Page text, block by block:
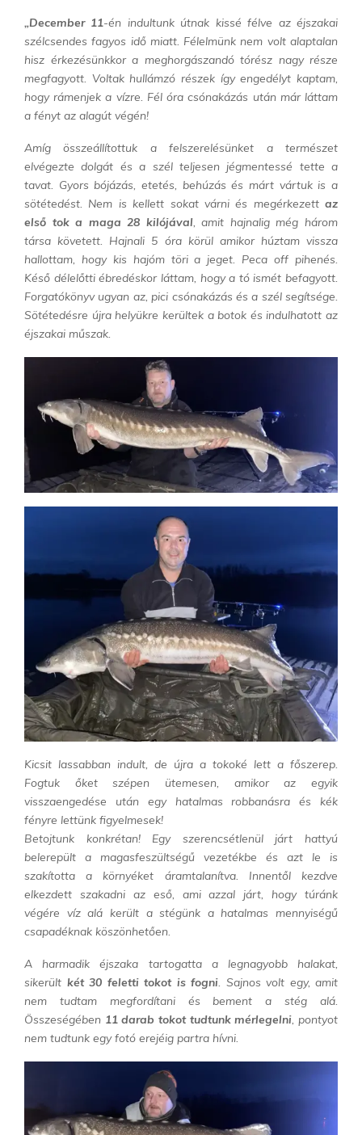
„December 11-én indultunk útnak kissé félve az éjszakai
szélcsendes fagyos idő miatt. Félelmünk nem volt alaptalan
hisz érkezésünkkor a meghorgászandó tórész nagy része
megfagyott. Voltak hullámzó részek így engedélyt kaptam,
hogy rámenjek a vízre. Fél óra csónakázás után már láttam
a fényt az alagút végén!
Amíg összeállítottuk a felszerelésünket a természet
elvégezte dolgát és a szél teljesen jégmentessé tette a
tavat. Gyors bójázás, etetés, behúzás és márt vártuk is a
sötétedést. Nem is kellett sokat várni és megérkezett az
első tok a maga 28 kilójával, amit hajnalig még három
társa követett. Hajnali 5 óra körül amikor húztam vissza
hallottam, hogy kis hajóm töri a jeget. Peca off pihenés.
Késő délelőtti ébredéskor láttam, hogy a tó ismét befagyott.
Forgatókönyv ugyan az, pici csónakázás és a szél segítsége.
Sötétedésre újra helyükre kerültek a botok és indulhatott az
éjszakai műszak.
Kicsit lassabban indult, de újra a tokoké lett a főszerep.
Fogtuk őket szépen ütemesen, amikor az egyik
visszaengedése után egy hatalmas robbanásra és kék
fényre lettünk figyelmesek!
Betojtunk konkrétan! Egy szerencsétlenül járt hattyú
belerepült a magasfeszültségű vezetékbe és azt le is
szakította a környéket áramtalanítva. Innentől kezdve
elkezdett szakadni az eső, ami azzal járt, hogy túránk
végére víz alá került a stégünk a hatalmas mennyiségű
csapadéknak köszönhetően.
A harmadik éjszaka tartogatta a legnagyobb halakat,
sikerült két 30 feletti tokot is fogni. Sajnos volt egy, amit
nem tudtam megfordítani és bement a stég alá.
Összeségében 11 darab tokot tudtunk mérlegelni, pontyot
nem tudtunk egy fotó erejéig partra hívni.